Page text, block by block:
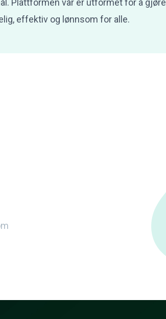
Plattformen vår er utformet for å gjøre
effektiv og lønnsom for alle.